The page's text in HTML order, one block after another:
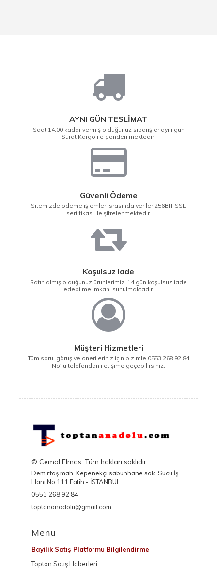
AYNI GÜN TESLİMAT
Saat 14:00 kadar vermiş olduğunuz siparişler aynı gün
Sürat Kargo ile gönderilmektedir.
Güvenli Ödeme
Sitemizde ödeme işlemleri srasında veriler 256BIT SSL
sertifikası ile şifrelenmektedir.
Koşulsuz iade
Satın almış olduğunuz ürünlerimizi 14 gün koşulsuz iade
edebilme imkanı sunulmaktadır.
Müşteri Hizmetleri
Tüm soru, görüş ve önerileriniz için bizimle 0553 268 92 84
No'lu telefondan iletişime geçebilirsiniz.
© Cemal Elmas, Tüm hakları saklıdır
Demirtaş mah. Kepenekçi sabunhane sok. Sucu İş
Hanı No:111 Fatih - İSTANBUL
0553 268 92 84
toptananadolu@gmail.com
Menu
Bayilik Satış Platformu Bilgilendirme
Toptan Satış Haberleri